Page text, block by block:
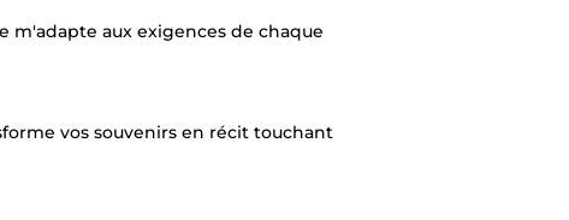
m'adapte aux exigences de chaque
vos souvenirs en récit touchant